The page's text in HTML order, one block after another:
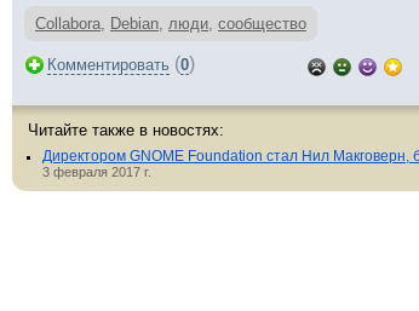
Collabora, Debian, люди, сообщество
Комментировать (0)
Читайте также в новостях:
Директором GNOME Foundation стал Нил
3 февраля 2017 г.